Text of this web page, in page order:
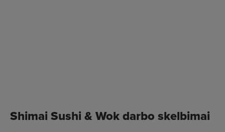
Shimai Sushi & Wok darbo skelbimai